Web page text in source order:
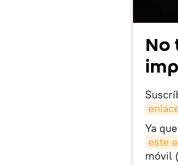
No
Ya
este
móvil